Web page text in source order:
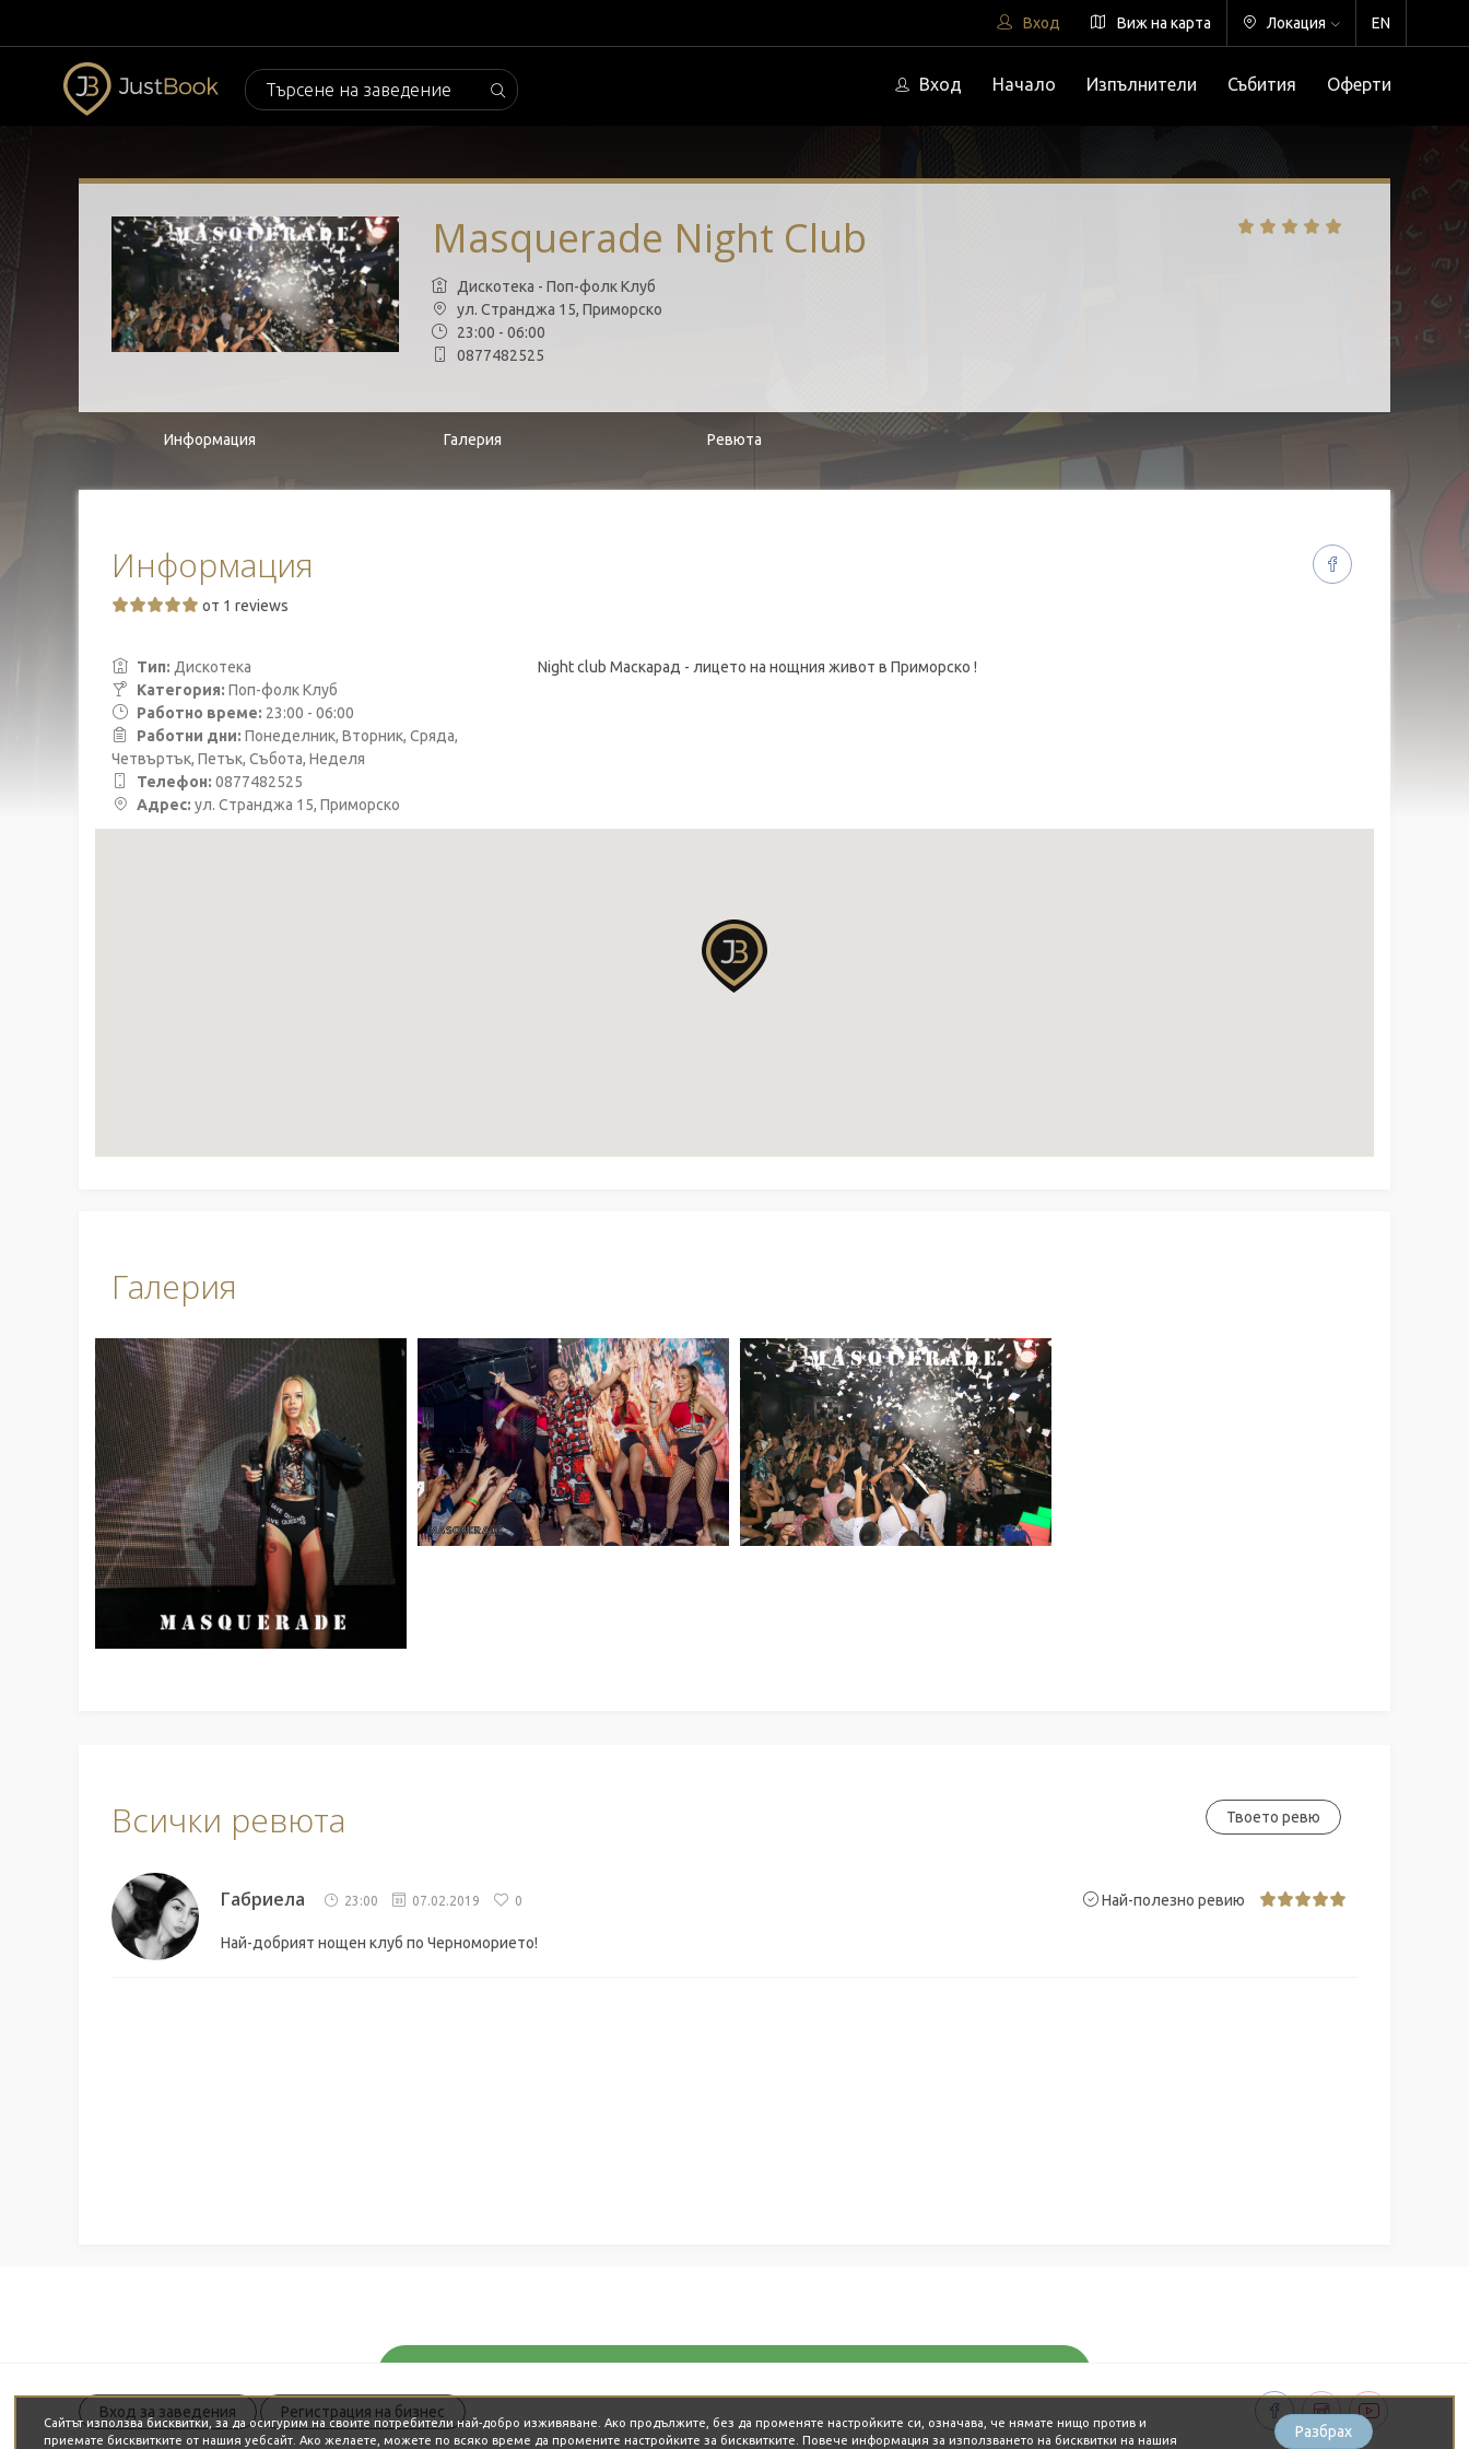
Вход Виж на карта Локация EN
Вход Начало Изпълнители Събития Оферти
Masquerade Night Club
Дискотека - Поп-фолк Клуб
ул. Странджа 15, Приморско
23:00 - 06:00
0877482525
Информация Галерия Ревюта
Информация
от 1 reviews
Тип: Дискотека
Категория: Поп-фолк Клуб
Работно време: 23:00 - 06:00
Работни дни: Понеделник, Вторник, Сряда,
Четвъртък, Петък, Събота, Неделя
Телефон: 0877482525
Адрес: ул. Странджа 15, Приморско
Night club Mаскарад - лицето на нощния живот в Приморско !
Галерия
Всички ревюта Твоето ревю
Габриела 23:00 07.02.2019 0 Най-полезно ревию
Най-добрият нощен клуб по Черноморието!
Вход за заведения Регистрация на бизнес
Сайтът използва бисквитки, за да осигурим на своите потребители най-добро изживяване. Ако продължите, без да променяте настройките си, означава, че нямате нищо против и
приемате бисквитките от нашия уебсайт. Ако желаете, можете по всяко време да промените настройките за бисквитките. Повече информация за използването на бисквитки на нашия
Разбрах